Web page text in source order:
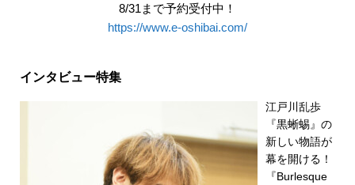
8/31まで予約受付中！
https://www.e-oshibai.com/
インタビュー特集
江戸川乱歩
『黒蜥蜴』の
新しい物語が
幕を開ける！
『Burlesque